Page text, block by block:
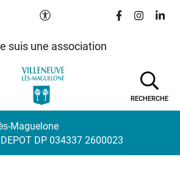
Paramètres d'accessibilité
Lien vers le
Lien vers
Lien
suis une association
RECHERCHE
Maguelone
DEPOT DP 034337 2600023